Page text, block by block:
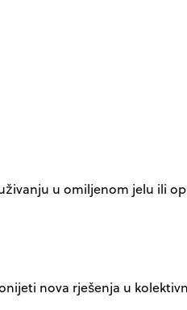
u omiljenom jelu ili
nova rješenja u